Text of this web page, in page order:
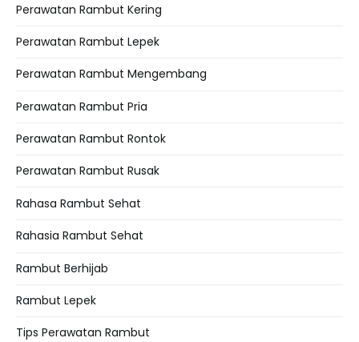
Perawatan Rambut Kering
Perawatan Rambut Lepek
Perawatan Rambut Mengembang
Perawatan Rambut Pria
Perawatan Rambut Rontok
Perawatan Rambut Rusak
Rahasa Rambut Sehat
Rahasia Rambut Sehat
Rambut Berhijab
Rambut Lepek
Tips Perawatan Rambut